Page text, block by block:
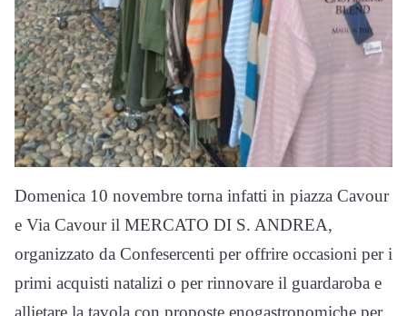
Domenica 10 novembre torna infatti in piazza Cavour
e Via Cavour il MERCATO DI S. ANDREA,
organizzato da Confesercenti per offrire occasioni per i
primi acquisti natalizi o per rinnovare il guardaroba e